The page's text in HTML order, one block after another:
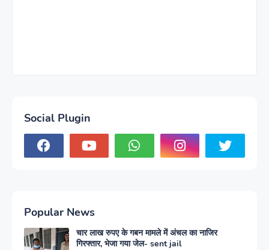
Social Plugin
Popular News
चार लाख रुपए के गबन मामले में अंचल का नाजिर
गिरफ्तार, भेजा गया जेल- sent jail